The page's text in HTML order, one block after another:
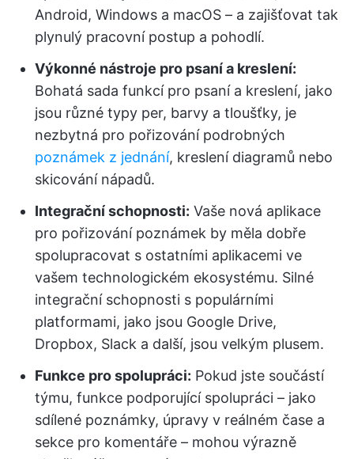
Android, Windows a macOS – a zajišťovat tak
plynulý pracovní postup a pohodlí.
Výkonné nástroje pro psaní a kreslení:
Bohatá sada funkcí pro psaní a kreslení, jako
jsou různé typy per, barvy a tloušťky, je
nezbytná pro pořizování podrobných
poznámek z jednání, kreslení diagramů nebo
skicování nápadů.
Integrační schopnosti: Vaše nová aplikace
pro pořizování poznámek by měla dobře
spolupracovat s ostatními aplikacemi ve
vašem technologickém ekosystému. Silné
integrační schopnosti s populárními
platformami, jako jsou Google Drive,
Dropbox, Slack a další, jsou velkým plusem.
Funkce pro spolupráci: Pokud jste součástí
týmu, funkce podporující spolupráci – jako
sdílené poznámky, úpravy v reálném čase a
sekce pro komentáře – mohou výrazně